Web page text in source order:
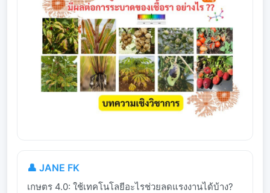
👤 JANE FK
เกษตร 4.0: ใช้เทคโนโลยีอะไรช่วยลดแรงงานได้บ้าง?